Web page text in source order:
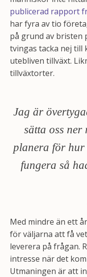
publicerad rapport
har fyra av tio
på grund av bristen
tvingas tacka nej till
utebliven tillväxt.
tillväxtorter.
Jag är
sätta oss ner
planera för hur
fungera så
Med mindre än ett
för väljarna att få
leverera på frågan.
intresse när det
Utmaningen är att